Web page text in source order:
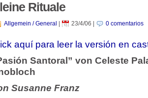
Rituale
Allgemein / General 23/4/06 0 comentarios
aquí para leer la versión en
Santoral” von Celeste
Susanne Franz